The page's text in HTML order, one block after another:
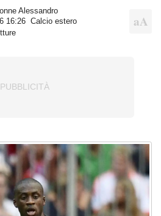
Alessandro
16:26
Calcio estero